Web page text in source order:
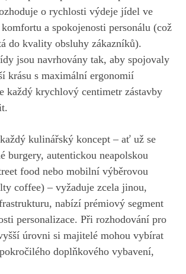
o rychlosti výdeje jídel ve
a spokojenosti personálu (což
do kvality obsluhy zákazníků).
jsou navrhovány tak, aby spojovaly
krásu s maximální ergonomií
každý krychlový centimetr zástavby
kulinářský koncept – ať už se
burgery, autentickou neapolskou
food nebo mobilní výběrovou
coffee) – vyžaduje zcela jinou,
nabízí prémiový segment
personalizace. Při rozhodování pro
úrovni si majitelé mohou vybírat
doplňkového vybavení,